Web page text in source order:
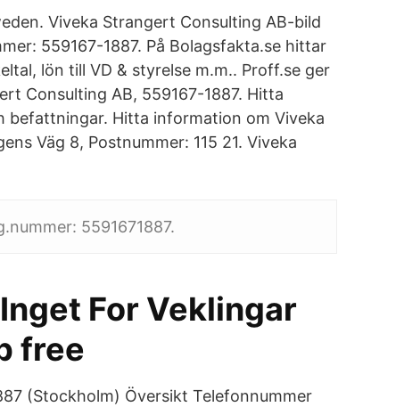
Viveka Strangert Consulting AB-bild
559167-1887. På Bolagsfakta.se hittar
lön till VD & styrelse m.m.. Proff.se ger
Consulting AB, 559167-1887. Hitta
Hitta information om Viveka
Väg 8, Postnummer: 115 21. Viveka
5591671887.
For Veklingar
free
(Stockholm) Översikt Telefonnummer